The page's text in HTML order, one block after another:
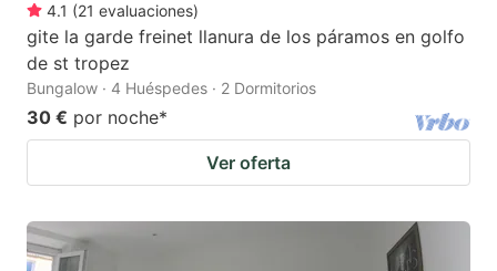
4.1 (21 evaluaciones)
gite la garde freinet llanura de los páramos en golfo
de st tropez
Bungalow · 4 Huéspedes · 2 Dormitorios
30 € por noche*
Ver oferta